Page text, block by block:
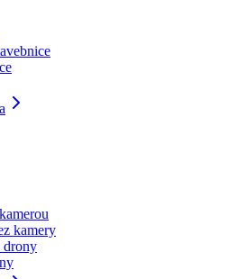
kamery
drony